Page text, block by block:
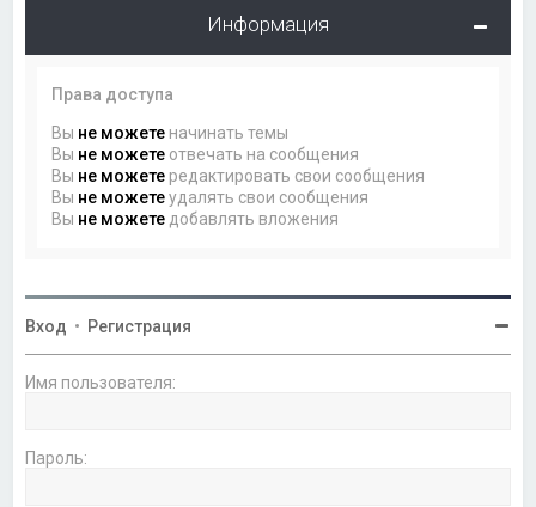
Информация
Права доступа
Вы не можете начинать темы
Вы не можете отвечать на сообщения
Вы не можете редактировать свои сообщения
Вы не можетеудалять свои сообщения
Вы не можете добавлять вложения
Вход • Регистрация
Имя пользователя:
Пароль: